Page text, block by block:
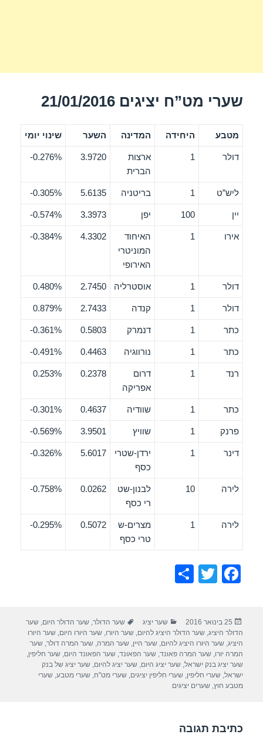
שערי מט”ח יציגים 21/01/2016
מטבע היחידה המדינה השער שינוי יומי
דולר 1
ארצות
הברית
3.9720
0.276%-
ליש”ט 1 בריטניה 5.6135
0.305%-
יין 100 יפן 3.3973
0.574%-
אירו 1
האיחוד
המוניטרי
האירופי
4.3302
0.384%-
דולר 1 אוסטרליה 2.7450
0.480%
דולר 1 קנדה 2.7433
0.879%
כתר 1 דנמרק 0.5803
0.361%-
כתר 1 נורווגיה 0.4463
0.491%-
רנד 1
דרום
אפריקה
0.2378
0.253%
כתר 1 שוודיה 0.4637
0.301%-
פרנק 1 שוויץ 3.9501
0.569%-
דינר 1
ירדן-שטרי
כסף
5.6017
0.326%-
לירה 10
לבנון-שט
רי כסף
0.0262
0.758%-
לירה 1
מצרים-ש
טרי כסף
0.5072
0.295%-
F
e
b
o
o
T
er
e
פורסם
בתאריך
25 בינואר 2016 קטגוריות
שער יציג תגיות
שער הדולר,שער הדולר היום,שער
הדולר היציג,שער הדולר היציג להיום,שער היורו,שער היורו היום,שער היורו
היציג,שער היורו היציג להיום,שער היין,שער המרה,שער המרה דולר,שער
המרה יורו,שער המרה פאונד,שער הפאונד,שער הפאונד היום,שער חליפין,
שער יציג בנק ישראל,שער יציג היום,שער יציג להיום,שער יציג של בנק
ישראל,שערי חליפין,שערי חליפין יציגים,שערי מט"ח,שערי מטבע,שערי
מטבע חוץ,שערים יציגים
כתיבת תגובה